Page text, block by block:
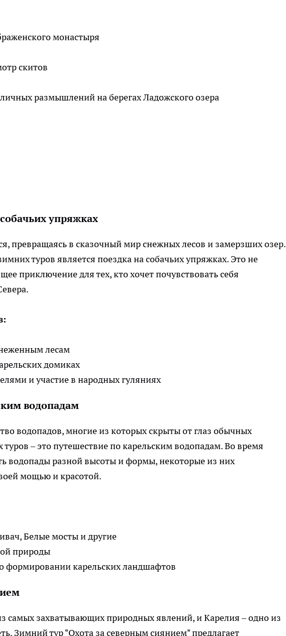
монастыря
скитов
размышлений на берегах Ладожского озера
упряжках
превращаясь в сказочный мир снежных лесов и замерзших озер.
туров является поездка на собачьих упряжках. Это не
приключение для тех, кто хочет почувствовать себя
лесам
домиках
и участие в народных гуляниях
водопадам
водопадов, многие из которых скрыты от глаз обычных
– это путешествие по карельским водопадам. Во время
водопады разной высоты и формы, некоторые из них
мощью и красотой.
Белые мосты и другие
природы
формировании карельских ландшафтов
самых захватывающих природных явлений, и Карелия – одно из
Зимний тур "Охота за северным сиянием" предлагает